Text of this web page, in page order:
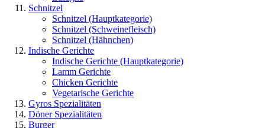
Schnitzel
Schnitzel (Hauptkategorie)
Schnitzel (Schweinefleisch)
Schnitzel (Hähnchen)
Indische Gerichte
Indische Gerichte (Hauptkategorie)
Lamm Gerichte
Chicken Gerichte
Vegetarische Gerichte
Gyros Spezialitäten
Döner Spezialitäten
Burger